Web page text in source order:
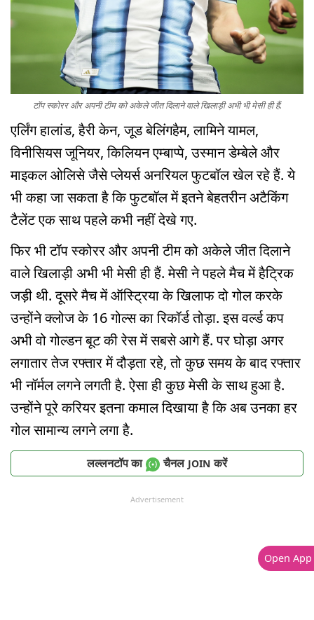
टॉप स्कोरर और अपनी टीम को अकेले जीत दिलाने वाले खिलाड़ी अभी भी मेसी ही हैं.
एर्लिंग हालांड, हैरी केन, जूड बेलिंगहैम, लामिने यामल,
विनीसियस जूनियर, किलियन एम्बाप्पे, उस्मान डेम्बेले और
माइकल ओलिसे जैसे प्लेयर्स अनरियल फुटबॉल खेल रहे हैं. ये
भी कहा जा सकता है कि फुटबॉल में इतने बेहतरीन अटैकिंग
टैलेंट एक साथ पहले कभी नहीं देखे गए.
फिर भी टॉप स्कोरर और अपनी टीम को अकेले जीत दिलाने
वाले खिलाड़ी अभी भी मेसी ही हैं. मेसी ने पहले मैच में हैट्रिक
जड़ी थी. दूसरे मैच में ऑस्ट्रिया के खिलाफ दो गोल करके
उन्होंने क्लोज के 16 गोल्स का रिकॉर्ड तोड़ा. इस वर्ल्ड कप
अभी वो गोल्डन बूट की रेस में सबसे आगे हैं. पर घोड़ा अगर
लगातार तेज रफ्तार में दौड़ता रहे, तो कुछ समय के बाद रफ्तार
भी नॉर्मल लगने लगती है. ऐसा ही कुछ मेसी के साथ हुआ है.
उन्होंने पूरे करियर इतना कमाल दिखाया है कि अब उनका हर
गोल सामान्य लगने लगा है.
लल्लनटॉप का चैनल JOIN करें
Advertisement
Open App